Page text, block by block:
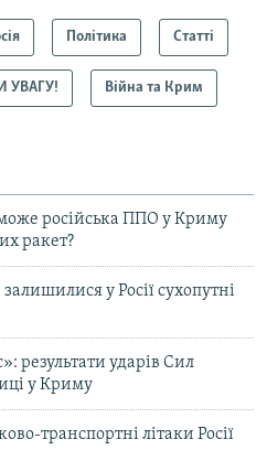
Політика Статті
УВАГУ! Війна та Крим
російська ППО у Криму
ракет?
у Росії сухопутні
результати ударів Сил
у Криму
транспортні літаки Росії